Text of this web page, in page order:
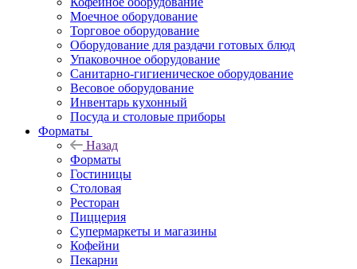
Моечное оборудование
Торговое оборудование
Оборудование для раздачи готовых блюд
Упаковочное оборудование
Санитарно-гигиеническое оборудование
Весовое оборудование
Инвентарь кухонный
Посуда и столовые приборы
Форматы
Назад
Форматы
Гостиницы
Столовая
Ресторан
Пиццерия
Супермаркеты и магазины
Кофейни
Пекарни